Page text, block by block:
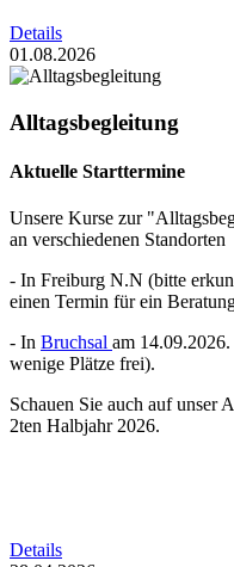
Details
01.08.2026
Alltagsbegleitung
Aktuelle Starttermine
Unsere Kurse zur
an verschiedenen Standorten
- In Freiburg N.N (bitte
einen Termin für ein
- In Bruchsal am
wenige Plätze frei).
Schauen Sie auch auf unser
2ten Halbjahr 2026.
Details